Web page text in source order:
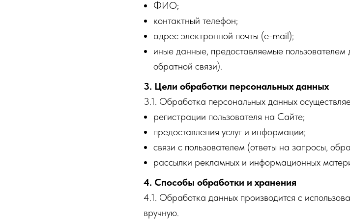
ФИО;
контактный телефон;
адрес электронной почты (e-mail);
иные данные, предоставляемые
обратной связи).
3. Цели обработки персональных данных
3.1. Обработка персональных данных
регистрации пользователя на Сайте;
предоставления услуг и информации;
связи с пользователем (ответы на запросы,
рассылки рекламных и информационных
4. Способы обработки и хранения
4.1. Обработка данных производится с
вручную.